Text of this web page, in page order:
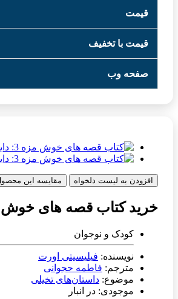
قیمت
قیمت با تخفیف
صفحه وب
افزودن به لیست دلخواه مقایسه این
خرید کتاب قصه های خوش مزه 3: دایناسورهای
کودک و نوجوان
نویسنده: فیلیسیتی اورت
مترجم: فاطمه حجوانی
موضوع: داستان‌های تخیلی
موجودی: در انبار